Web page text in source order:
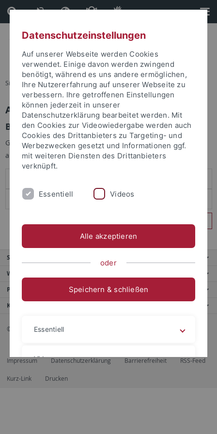
Direkt
zum
Inhalt
Direkt
zur
Fußleiste
Sie sind hier: Startseite
Anmelden
Benutzeranmeldung
Geben Sie Ihren Benutzernamen und Ihr Passwort an um sich
anzumelden:
Service
Weitere Angebote
Portale
Kontaktinfo
© 2026 Eberhard Karls Universität Tübingen, Tübingen
Impressum Datenschutzerklärung Barrierefreiheit RSS-Feed
Kurz-Link Drucken
Datenschutzeinstellungen
Auf unserer Webseite werden Cookies
verwendet. Einige davon werden zwingend
benötigt, während es uns andere ermöglichen,
Ihre Nutzererfahrung auf unserer Webseite zu
verbessern. Ihre getroffenen Einstellungen
können jederzeit in unserer
Datenschutzerklärung bearbeitet werden. Mit
den Cookies zur Videowiedergabe werden auch
Cookies des Drittanbieters zu Targeting- und
Werbezwecken gesetzt und Informationen ggf.
mit weiteren Diensten des Drittanbieters
verknüpft.
Essentiell Videos
Alle akzeptieren
oder
Speichern & schließen
Essentiell
Videos